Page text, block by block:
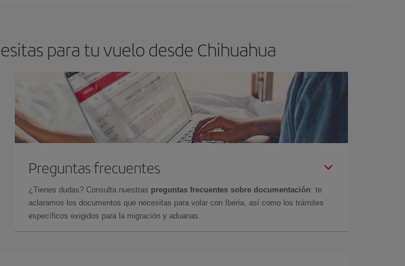
para tu vuelo desde Chihuahua
Preguntas frecuentes
¿Tienes dudas? Consulta nuestras preguntas frecuentes sobre documentación: te
aclaramos los documentos que necesitas para volar con Iberia, así como los trámites
específicos exigidos para la migración y aduanas.